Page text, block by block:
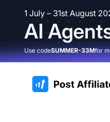
1 July – 31st August
AI
Use codeSUMMER-33Mfor
:site.title